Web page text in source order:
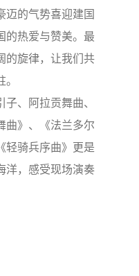
迈的气势喜迎建国
的热爱与赞美。最
的旋律，让我们共
、阿拉贡舞曲、
曲》、《法兰多尔
轻骑兵序曲》更是
洋，感受现场演奏